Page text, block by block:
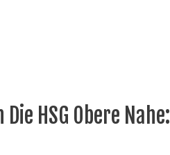
HSG Obere Nahe: